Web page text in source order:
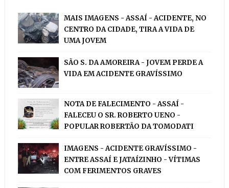
MAIS IMAGENS - ASSAÍ - ACIDENTE, NO
CENTRO DA CIDADE, TIRA A VIDA DE
UMA JOVEM
SÃO S. DA AMOREIRA - JOVEM PERDE A
VIDA EM ACIDENTE GRAVÍSSIMO
NOTA DE FALECIMENTO - ASSAÍ -
FALECEU O SR. ROBERTO UENO -
POPULAR ROBERTÃO DA TOMODATI
IMAGENS - ACIDENTE GRAVÍSSIMO -
ENTRE ASSAÍ E JATAÍZINHO - VÍTIMAS
COM FERIMENTOS GRAVES